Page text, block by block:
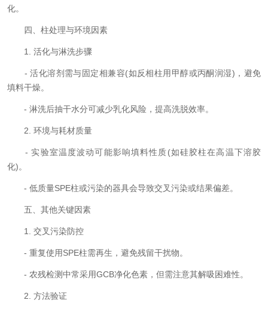
化。
四、柱处理与环境因素
1. 活化与淋洗步骤
- 活化溶剂需与固定相兼容(如反相柱用甲醇或丙酮润湿)，避免
填料干燥。
- 淋洗后抽干水分可减少乳化风险，提高洗脱效率。
2. 环境与耗材质量
- 实验室温度波动可能影响填料性质(如硅胶柱在高温下溶胶
化)。
- 低质量SPE柱或污染的器具会导致交叉污染或结果偏差。
五、其他关键因素
1. 交叉污染防控
- 重复使用SPE柱需再生，避免残留干扰物。
- 农残检测中常采用GCB净化色素，但需注意其解吸困难性。
2. 方法验证